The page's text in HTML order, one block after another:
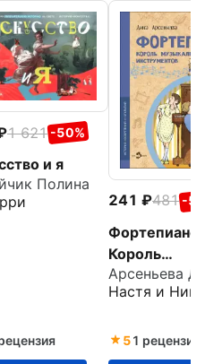
1 621 -50%
и я
Полина
241 481 -
Фортепиано.
Король
Арсеньева
Настя и
51 рецензия